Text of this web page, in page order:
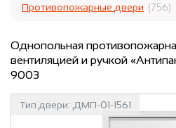
Противопожарные двери (756)
Однопольная
вентиляцией и ручкой
9003
Тип двери: ДМП-01-1561